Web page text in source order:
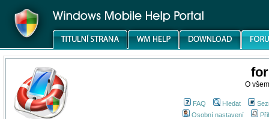
O
FAQ Hledat
Osobní nastavení